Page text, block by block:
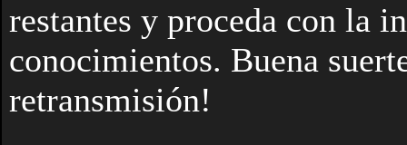
restantes y proceda con la
conocimientos. Buena
retransmisión!